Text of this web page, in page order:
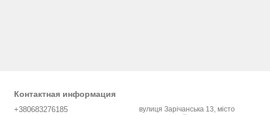
Контактная информация
+380683276185
вулиця Зарічанська 13, місто